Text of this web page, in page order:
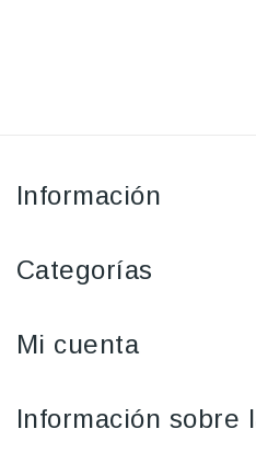
Información
Categorías
Mi cuenta
Información sobre